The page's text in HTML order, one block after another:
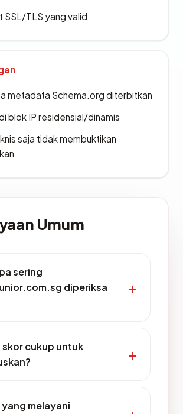
SSL/TLS yang valid
metadata Schema.org diterbitkan
blok IP residensial/dinamis
saja tidak membuktikan
Umum
sering
diperiksa
skor cukup untuk
yang melayani